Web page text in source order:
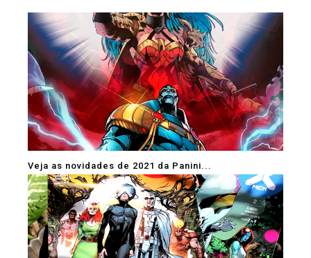
Veja as novidades de 2021 da Panini...